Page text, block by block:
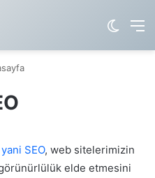
Dış
SEO, web sitelerimizin
elde etmesini